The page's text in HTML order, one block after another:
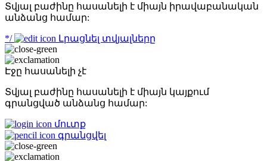
Տվյալ բաժինը հասանելի է միայն իրավաբանական
անձանց համար:
*/ Լրացնել տվյալները
Էջը հասանելի չէ
Տվյալ բաժինը հասանելի է միայն կայքում
գրանցված անձանց համար:
մուտք
գրանցվել